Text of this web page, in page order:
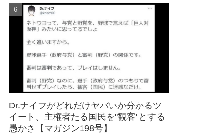
Dr.ナイフがどれだけヤバいか分かるツ
イート、主権者たる国民を"観客"とする
愚かさ【マガジン198号】